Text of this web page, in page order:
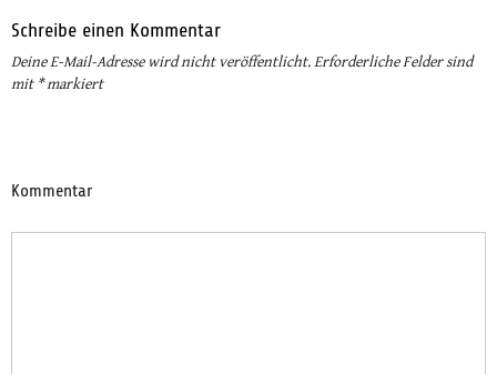
Schreibe einen Kommentar
Deine E-Mail-Adresse wird nicht veröffentlicht.Erforderliche Felder sind
mit *markiert
Kommentar